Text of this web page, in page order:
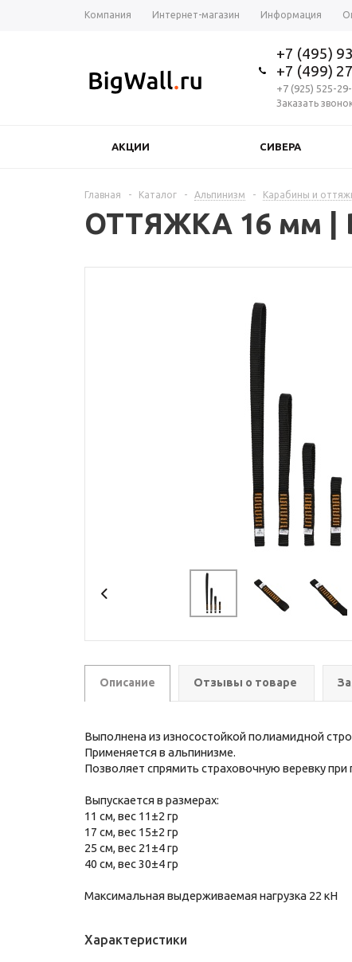
Компания Интернет-магазин Информация
+7 (495)
+7 (499)
+7 (925) 525-
Заказать
АКЦИИ СИВЕРА
Главная - Каталог - Альпинизм - Карабины и
ОТТЯЖКА 16 мм |
Описание Отзывы о товаре
Выполнена из износостойкой полиамидной
Применяется в альпинизме.
Позволяет спрямить страховочную веревку
Выпускается в размерах:
11 см, вес 11±2 гр
17 см, вес 15±2 гр
25 см, вес 21±4 гр
40 см, вес 30±4 гр
Максимальная выдерживаемая нагрузка 22 кН
Характеристики